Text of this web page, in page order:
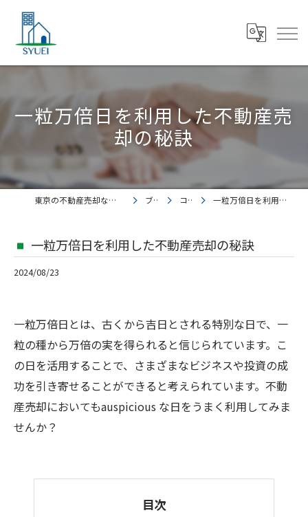
一粒万倍日を利用した不動産売
却の秘訣
東京の不動産売却なら株式会社集英都市開発 ブログ コラム 一粒万倍日を利用した不動産売却の秘訣
一粒万倍日を利用した不動産売却の秘訣
2024/08/23
一粒万倍日とは、古くから吉日とされる特別な日で、一
粒の種から万倍の実を得られると信じられています。こ
の日を活用することで、さまざまなビジネスや投資の成
功を引き寄せることができると考えられています。不動
産売却においてもauspicious な日をうまく利用してみま
せんか？
目次